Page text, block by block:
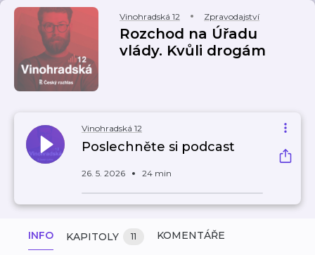
Vinohradská 12 Zpravodajství
Rozchod na Úřadu
vlády. Kvůli drogám
Vinohradská 12
Poslechněte si podcast
26. 5. 2026 24 min
INFO KAPITOLY 11 KOMENTÁŘE